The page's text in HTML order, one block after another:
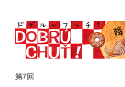
第7回